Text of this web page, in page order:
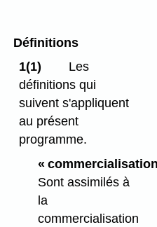
Définitions
1(1)
Les
définitions qui
suivent s'appliquent
au présent
programme.
«
Sont assimilés à
la
commercialisation